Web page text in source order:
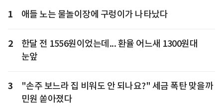
1 애들 노는 물놀이장에 구렁이가 나타났다
2
한달 전 1556원이었는데... 환율 어느새 1300원대
눈앞
3
"손주 보느라 집 비워도 안 되나요?" 세금 폭탄 맞을까
민원 쏟아졌다